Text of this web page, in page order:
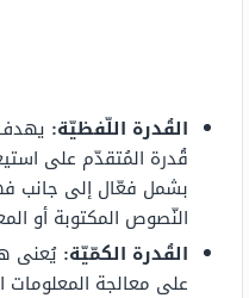
القُدرة اللّفظيّة:
قُدرة المُتقدّم على
بشمل فعّال إلى جانب
النّصوص المكتوبة أو
القُدرة الكمّيّة: يُعنى
على معالجة المعلومات